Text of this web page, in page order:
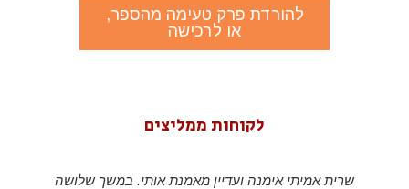
להורדת פרק טעימה מהספר,
או לרכישה
לקוחות ממליצים
שרית אמיתי אימנה ועדיין מאמנת אותי. במשך שלושה